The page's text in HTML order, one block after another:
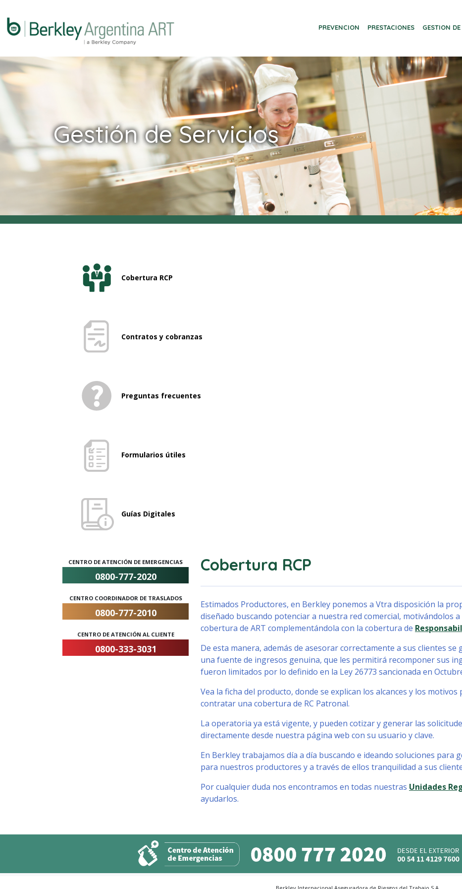
PREVENCION PRESTACIONES GESTION
Gestión de Servicios
Cobertura RCP
Contratos y cobranzas
Preguntas frecuentes
Formularios útiles
Guías Digitales
CENTRO DE ATENCIÓN DE EMERGENCIAS
0800-777-2020
CENTRO COORDINADOR DE TRASLADOS
0800-777-2010
CENTRO DE ATENCIÓN AL CLIENTE
0800-333-3031
Cobertura RCP
Estimados Productores, en Berkley ponemos a Vtra disposición la
diseñado buscando potenciar a nuestra red comercial, motivándolos
cobertura de ART complementándola con la cobertura de
De esta manera, además de asesorar correctamente a sus clientes
una fuente de ingresos genuina, que les permitirá recomponer sus
fueron limitados por lo definido en la Ley 26773 sancionada en
Vea la ficha del producto, donde se explican los alcances y los
contratar una cobertura de RC Patronal.
La operatoria ya está vigente, y pueden cotizar y generar las
directamente desde nuestra página web con su usuario y clave.
En Berkley trabajamos día a día buscando e ideando soluciones para
para nuestros productores y a través de ellos tranquilidad a sus
Por cualquier duda nos encontramos en todas nuestras Unidades
ayudarlos.